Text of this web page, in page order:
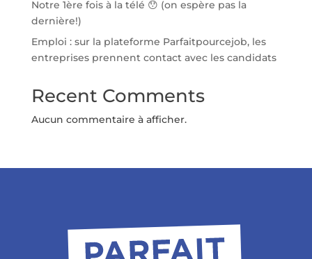
Notre 1ère fois à la télé 😯 (on espère pas la
dernière!)
Emploi : sur la plateforme Parfaitpourcejob, les
entreprises prennent contact avec les candidats
Recent Comments
Aucun commentaire à afficher.